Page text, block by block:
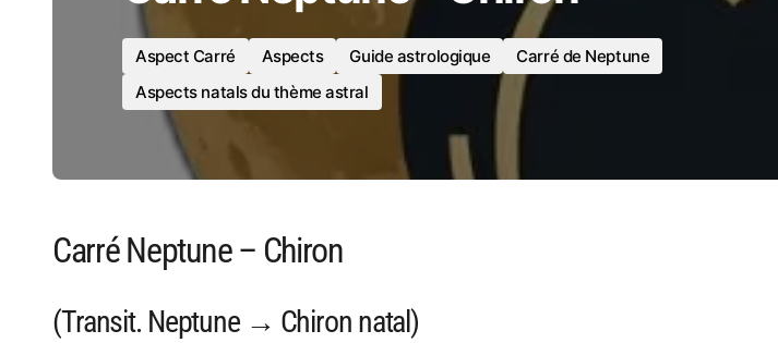
Aspect Carré Aspects Guide astrologique
Carré de Neptune
Aspects natals du thème astral
Carré Neptune – Chiron
(Transit. Neptune → Chiron natal)